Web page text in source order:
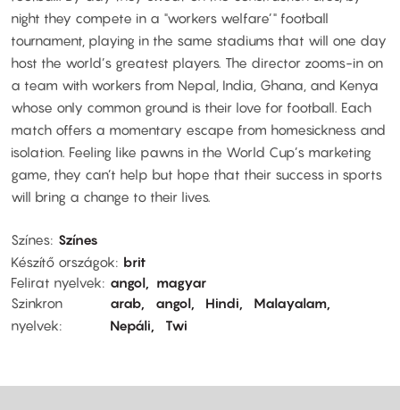
night they compete in a "workers welfare’" football
tournament, playing in the same stadiums that will one day
host the world’s greatest players. The director zooms-in on
a team with workers from Nepal, India, Ghana, and Kenya
whose only common ground is their love for football. Each
match offers a momentary escape from homesickness and
isolation. Feeling like pawns in the World Cup’s marketing
game, they can’t help but hope that their success in sports
will bring a change to their lives.
Színes Színes
Készítő országok
brit
Felirat nyelvek
angol
magyar
Szinkron
nyelvek
arab angol Hindi
Malayalam
Nepáli
Twi